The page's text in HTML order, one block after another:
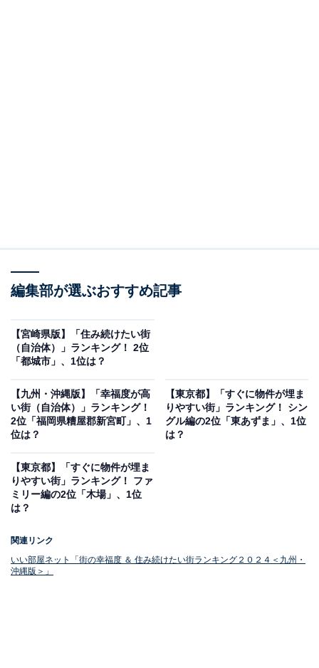
編集部が選ぶおすすめ記事
【宮崎県版】「住み続けたい街
（自治体）」ランキング！ 2位
「都城市」、1位は？
【九州・沖縄版】「幸福度が高
い街（自治体）」ランキング！
2位「福岡県糟屋郡新宮町」、1
位は？
【東京都】「すぐに物件が埋ま
りやすい街」ランキング！ シン
グル編の2位「東あずま」、1位
は？
【東京都】「すぐに物件が埋ま
りやすい街」ランキング！ ファ
ミリー編の2位「木場」、1位
は？
関連リンク
いい部屋ネット「街の幸福度 ＆ 住み続けたい街ランキング２０２４＜九州・
沖縄版＞」